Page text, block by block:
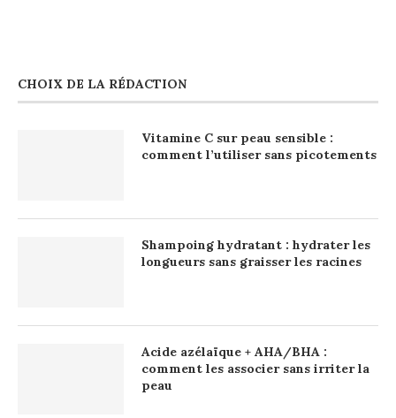
CHOIX DE LA RÉDACTION
Vitamine C sur peau sensible :
comment l’utiliser sans picotements
Shampoing hydratant : hydrater les
longueurs sans graisser les racines
Acide azélaïque + AHA/BHA :
comment les associer sans irriter la
peau